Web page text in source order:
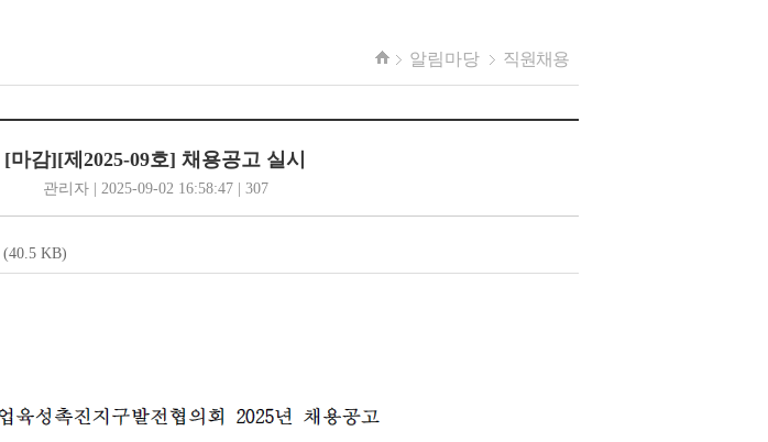
알림마당 직원채용
[마감][제2025-09호] 채용공고 실시
관리자 | 2025-09-02 16:58:47 | 307
(40.5 KB)